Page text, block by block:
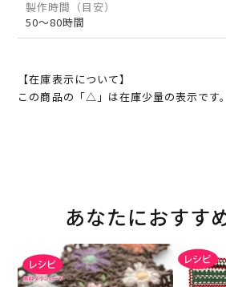
製作時間（目安）
50～80時間
【在庫表示について】
この商品の「△」は在庫少量の表示です。
あなたにおすす